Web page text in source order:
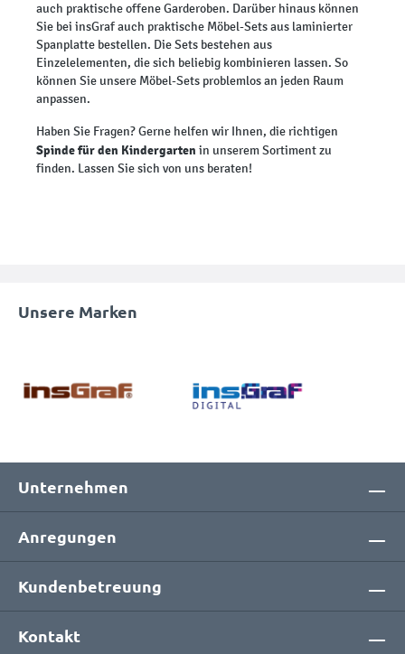
auch praktische offene Garderoben. Darüber hinaus können
Sie bei insGraf auch praktische Möbel-Sets aus laminierter
Spanplatte bestellen. Die Sets bestehen aus
Einzelelementen, die sich beliebig kombinieren lassen. So
können Sie unsere Möbel-Sets problemlos an jeden Raum
anpassen.
Haben Sie Fragen? Gerne helfen wir Ihnen, die richtigen
Spinde für den Kindergarten in unserem Sortiment zu
finden. Lassen Sie sich von uns beraten!
Unsere Marken
Unternehmen
Anregungen
Kundenbetreuung
Kontakt